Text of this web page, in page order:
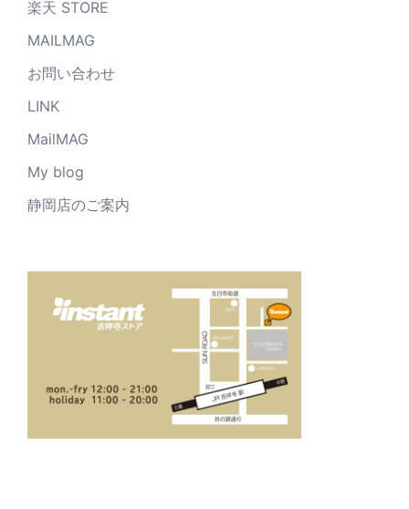
楽天 STORE
MAILMAG
お問い合わせ
LINK
MailMAG
My blog
静岡店のご案内